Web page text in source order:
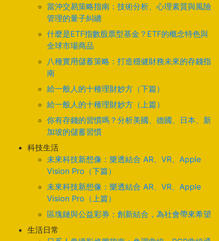
當沖交易策略指南：技術分析、心理素質與風險
管理的量子糾纏
什麼是ETF指數股票型基金？ETF的概念特色與
全球市場商品
八種實用儲蓄策略：打造穩健財務未來的存錢指
南
給一般人的十種理財妙方（下篇）
給一般人的十種理財妙方（上篇）
你有存錢的習慣嗎？分析美國、德國、日本、新
加坡的儲蓄習慣
科技生活
未來科技新想像：樂透結合 AR、VR、Apple
Vision Pro（下篇）
未來科技新想像：樂透結合 AR、VR、Apple
Vision Pro（上篇）
區塊鏈與公益彩券：創新結合，為社會帶來希望
生活日常